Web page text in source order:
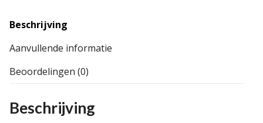
Beschrijving
Aanvullende informatie
Beoordelingen (0)
Beschrijving